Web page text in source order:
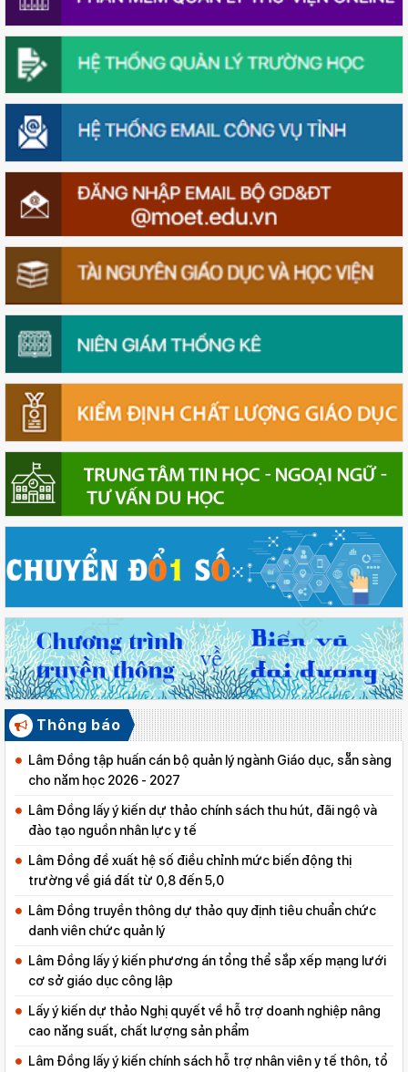
Thông báo
Lâm Đồng tập huấn cán bộ quản lý ngành Giáo dục, sẵn sàng
cho năm học 2026 - 2027
Lâm Đồng lấy ý kiến dự thảo chính sách thu hút, đãi ngộ và
đào tạo nguồn nhân lực y tế
Lâm Đồng đề xuất hệ số điều chỉnh mức biến động thị
trường về giá đất từ 0,8 đến 5,0
Lâm Đồng truyền thông dự thảo quy định tiêu chuẩn chức
danh viên chức quản lý
Lâm Đồng lấy ý kiến phương án tổng thể sắp xếp mạng lưới
cơ sở giáo dục công lập
Lấy ý kiến dự thảo Nghị quyết về hỗ trợ doanh nghiệp nâng
cao năng suất, chất lượng sản phẩm
Lâm Đồng lấy ý kiến chính sách hỗ trợ nhân viên y tế thôn, tổ